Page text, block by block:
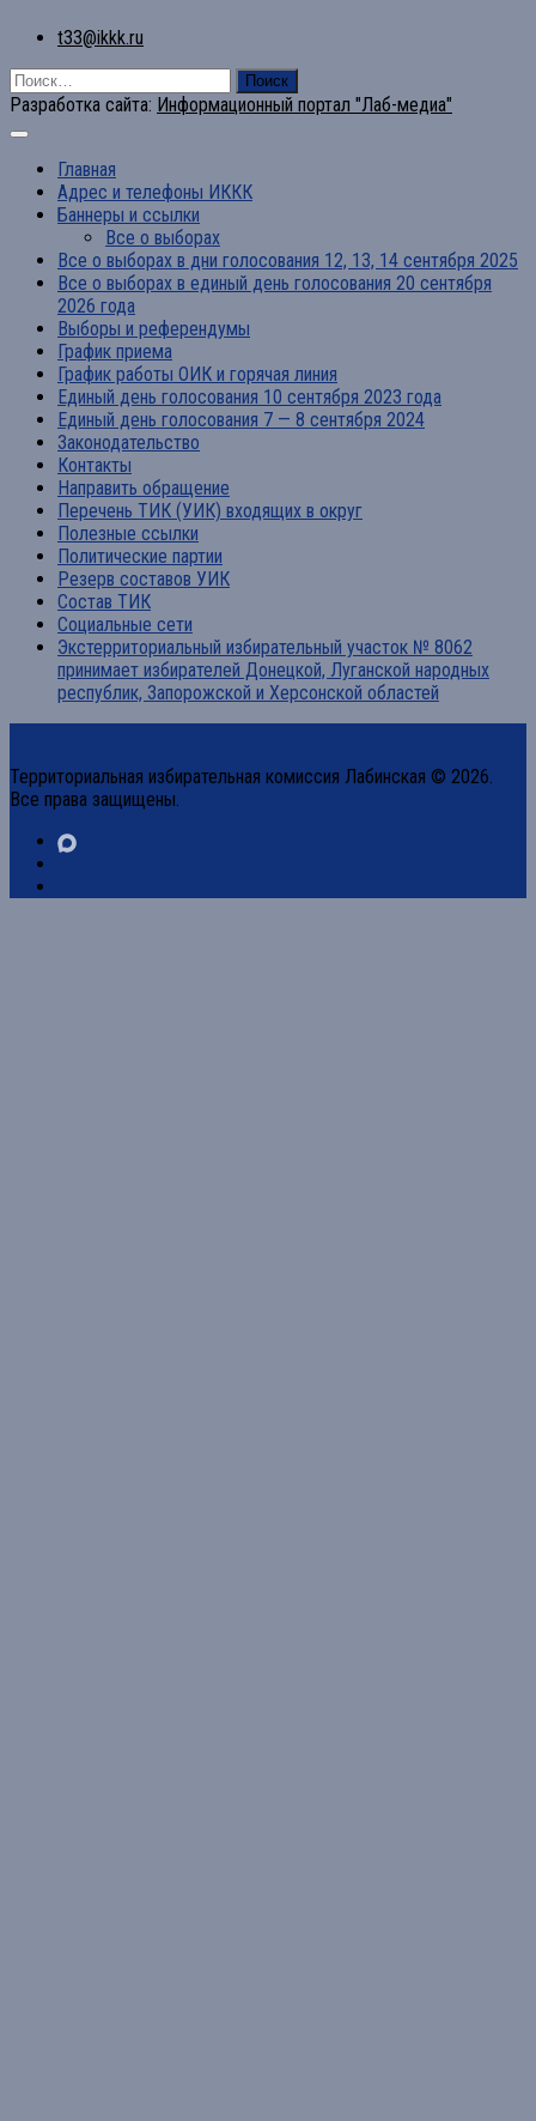
t33@ikkk.ru
Найти:
Разработка сайта: Информационный портал "Лаб-медиа"
Главная
Адрес и телефоны ИККК
Баннеры и ссылки
Все о выборах
Все о выборах в дни голосования 12, 13, 14 сентября 2025
Все о выборах в единый день голосования 20 сентября
2026 года
Выборы и референдумы
График приема
График работы ОИК и горячая линия
Единый день голосования 10 сентября 2023 года
Единый день голосования 7 — 8 сентября 2024
Законодательство
Контакты
Направить обращение
Перечень ТИК (УИК) входящих в округ
Полезные ссылки
Политические партии
Резерв составов УИК
Состав ТИК
Социальные сети
Экстерриториальный избирательный участок № 8062
принимает избирателей Донецкой, Луганской народных
республик, Запорожской и Херсонской областей
Территориальная избирательная комиссия Лабинская © 2026.
Все права защищены.